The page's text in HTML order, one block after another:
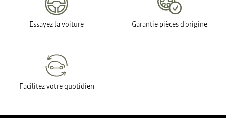
Essayez la voiture Garantie pièces d'origine
Facilitez votre quotidien